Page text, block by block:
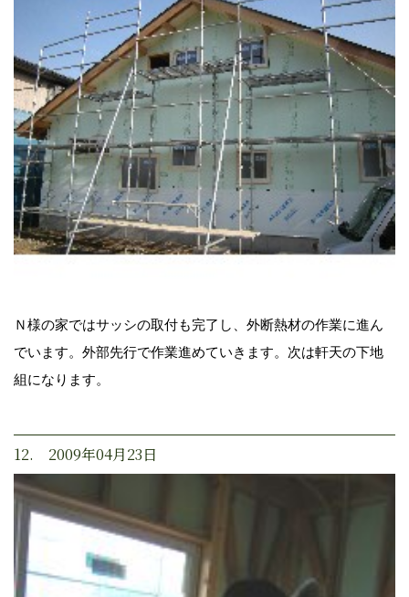
Ｎ様の家ではサッシの取付も完了し、外断熱材の作業に進ん
でいます。外部先行で作業進めていきます。次は軒天の下地
組になります。
12. 2009年04月23日